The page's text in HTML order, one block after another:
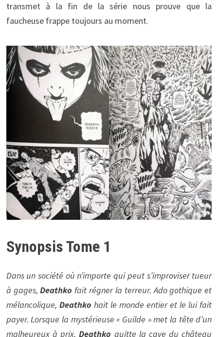
transmet à la fin de la série nous prouve que la
faucheuse frappe toujours au moment.
Synopsis Tome 1
Dans un société où n’importe qui peut s’improviser tueur
à gages,Deathko fait régner la terreur. Ado gothique et
mélancolique, Deathko hait le monde entier et le lui fait
payer. Lorsque la mystérieuse « Guilde » met la tête d’un
malheureux à prix,Deathko quitte la cave du château